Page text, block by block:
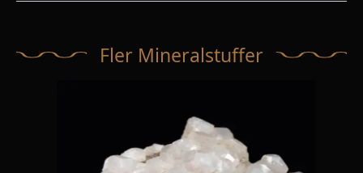
Fler Mineralstuffer